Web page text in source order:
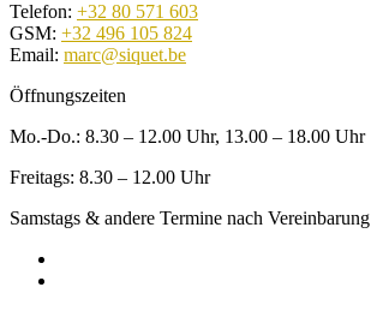
Telefon: +32 80 571 603
GSM: +32 496 105 824
Email: marc@siquet.be
Öffnungszeiten
Mo.-Do.: 8.30 – 12.00 Uhr, 13.00 – 18.00 Uhr
Freitags: 8.30 – 12.00 Uhr
Samstags & andere Termine nach Vereinbarung